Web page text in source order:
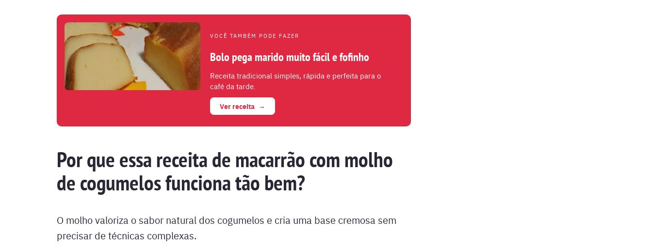
VOCÊ TAMBÉM PODE FAZER
Bolo pega marido muito fácil e fofinho
Receita tradicional simples, rápida e perfeita para o
café da tarde.
Ver receita
Por que essa receita de macarrão com molho
de cogumelos funciona tão bem?
O molho valoriza o sabor natural dos cogumelos e cria uma base cremosa sem
precisar de técnicas complexas.